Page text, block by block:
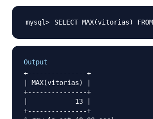
SELECT MAX(vitorias)
Output
+---------------+
| MAX(vitorias) |
+---------------+
|            13 |
+---------------+